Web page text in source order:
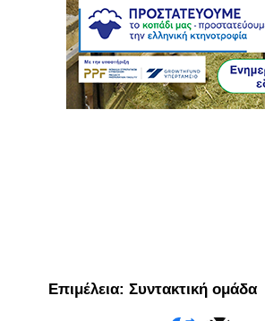
Επιμέλεια: Συντακτική ομάδα